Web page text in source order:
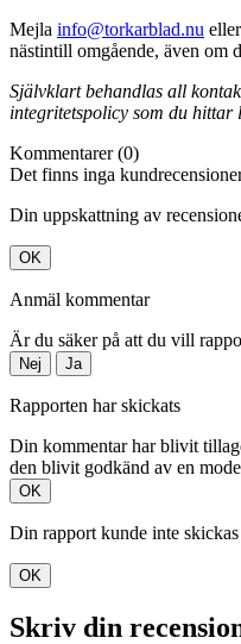
Mejla info@torkarblad.nu
nästintill omgående, även om
Självklart behandlas all
integritetspolicy som du hittar
Kommentarer (0)
Det finns inga
Din uppskattning av
OK
Anmäl kommentar
Är du säker på att du vill
Nej Ja
Rapporten har skickats
Din kommentar har blivit
den blivit godkänd av en
OK
Din rapport kunde inte skickas
OK
Skriv din